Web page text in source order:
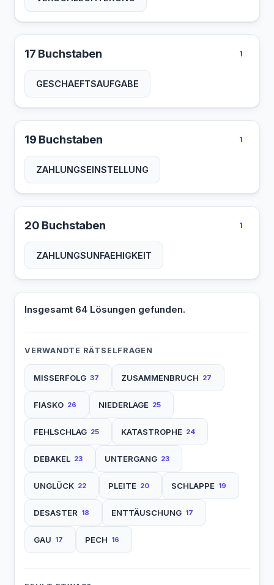
17 Buchstaben 1
GESCHAEFTSAUFGABE
19 Buchstaben 1
ZAHLUNGSEINSTELLUNG
20 Buchstaben 1
ZAHLUNGSUNFAEHIGKEIT
Insgesamt 64 Lösungen gefunden.
VERWANDTE RÄTSELFRAGEN
MISSERFOLG 37 ZUSAMMENBRUCH 27
FIASKO 26 NIEDERLAGE 25
FEHLSCHLAG 25 KATASTROPHE 24
DEBAKEL 23 UNTERGANG 23
UNGLÜCK 22 PLEITE 20 SCHLAPPE 19
DESASTER 18 ENTTÄUSCHUNG 17
GAU 17 PECH 16